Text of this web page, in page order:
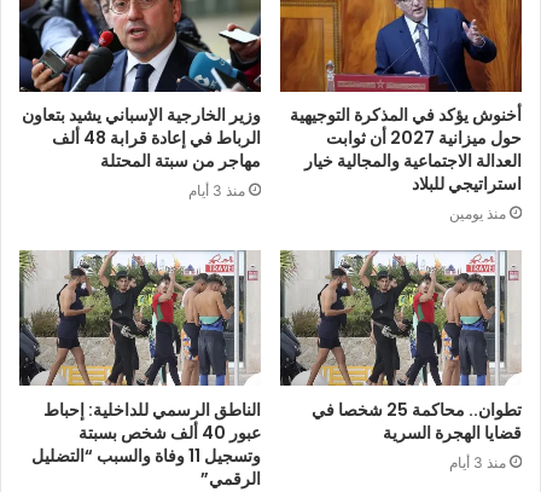
أخنوش يؤكد في المذكرة التوجيهية
حول ميزانية 2027 أن ثوابت
العدالة الاجتماعية والمجالية خيار
استراتيجي للبلاد
منذ يومين
وزير الخارجية الإسباني يشيد بتعاون
الرباط في إعادة قرابة 48 ألف
مهاجر من سبتة المحتلة
منذ 3 أيام
تطوان.. محاكمة 25 شخصا في
قضايا الهجرة السرية
منذ 3 أيام
الناطق الرسمي للداخلية: إحباط
عبور 40 ألف شخص بسبتة
وتسجيل 11 وفاة والسبب “التضليل
الرقمي”